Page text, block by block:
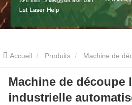
Accueil Produits Machine de
Machine de découpe laser CNC
Machine de découpe
industrielle